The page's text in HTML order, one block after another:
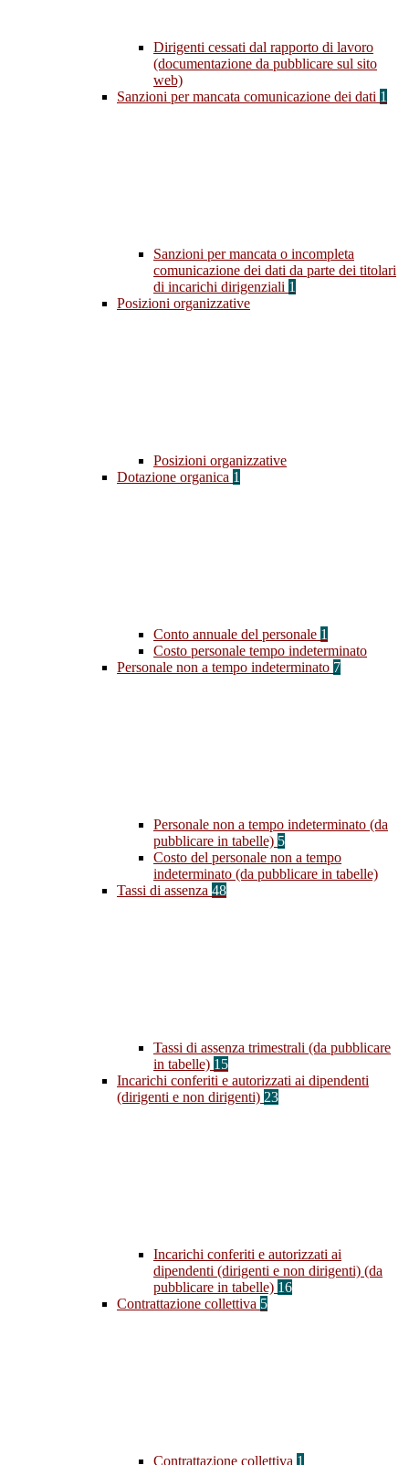
Dirigenti cessati dal rapporto di lavoro
(documentazione da pubblicare sul sito
web)
Sanzioni per mancata comunicazione dei dati 1
Sanzioni per mancata o incompleta
comunicazione dei dati da parte dei titolari
di incarichi dirigenziali 1
Posizioni organizzative
Posizioni organizzative
Dotazione organica 1
Conto annuale del personale 1
Costo personale tempo indeterminato
Personale non a tempo indeterminato 7
Personale non a tempo indeterminato (da
pubblicare in tabelle) 5
Costo del personale non a tempo
indeterminato (da pubblicare in tabelle)
Tassi di assenza 48
Tassi di assenza trimestrali (da pubblicare
in tabelle) 15
Incarichi conferiti e autorizzati ai dipendenti
(dirigenti e non dirigenti) 23
Incarichi conferiti e autorizzati ai
dipendenti (dirigenti e non dirigenti) (da
pubblicare in tabelle) 16
Contrattazione collettiva 5
Contrattazione collettiva 1